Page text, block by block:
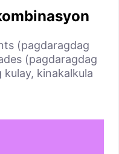
(pagdaragdag
(pagdaragdag
kinakalkula